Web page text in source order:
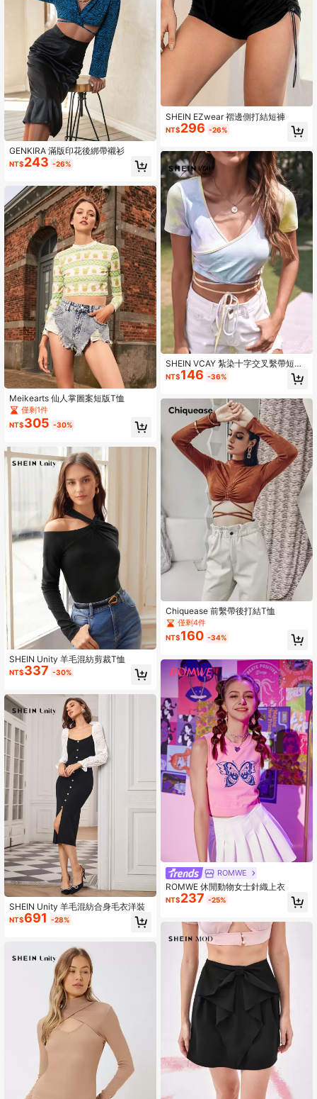
GENKIRA 滿版印花後綁帶襯衫
NT$243 -26%
Meikearts 仙人掌圖案短版T恤
僅剩1件
NT$305 -30%
SHEIN Unity 羊毛混紡剪裁T恤
NT$337 -30%
SHEIN Unity 羊毛混紡合身毛衣洋裝
NT$691 -28%
SHEIN EZwear 褶邊側打結短褲
NT$296 -26%
SHEIN VCAY 紮染十字交叉繫帶短版
T恤
NT$146 -36%
Chiquease 前繫帶後打結T恤
僅剩4件
NT$160 -34%
ROMWE
ROMWE 休閒動物女士針織上衣
NT$237 -25%